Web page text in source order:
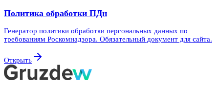
Политика обработки ПДн
Генератор политики обработки персональных данных по
требованиям Роскомнадзора. Обязательный документ для сайта.
Открыть